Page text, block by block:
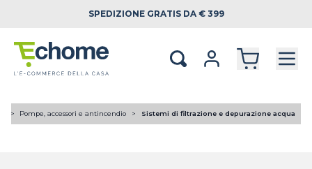
SPEDIZIONE GRATIS DA € 399
Pompe, accessori e antincendio Sistemi di filtrazione e depurazione acqua